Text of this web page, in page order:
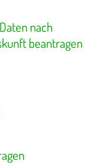
nach
beantragen